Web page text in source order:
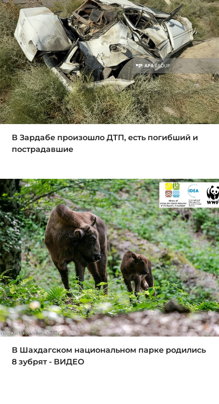
В Зардабе произошло ДТП, есть погибший и
пострадавшие
В Шахдагском национальном парке родились
8 зубрят - ВИДЕО